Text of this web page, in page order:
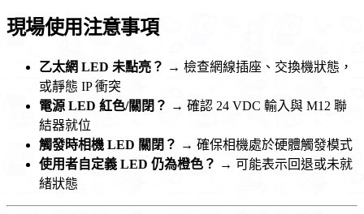
現場使用注意事項
乙太網 LED 未點亮？ → 檢查網線插座、交換機狀態，
或靜態 IP 衝突
電源 LED 紅色/關閉？ → 確認 24 VDC 輸入與 M12 聯
結器就位
觸發時相機 LED 關閉？ → 確保相機處於硬體觸發模式
使用者自定義 LED 仍為橙色？ → 可能表示回退或未就
緒狀態